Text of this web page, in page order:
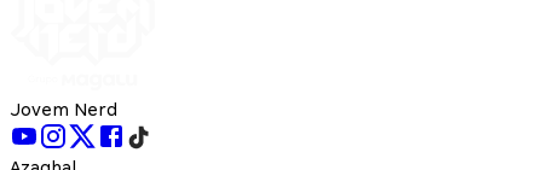
Jovem Nerd